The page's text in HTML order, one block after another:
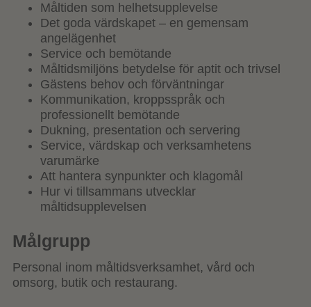
Måltiden som helhetsupplevelse
Det goda värdskapet – en gemensam
angelägenhet
Service och bemötande
Måltidsmiljöns betydelse för aptit och trivsel
Gästens behov och förväntningar
Kommunikation, kroppsspråk och
professionellt bemötande
Dukning, presentation och servering
Service, värdskap och verksamhetens
varumärke
Att hantera synpunkter och klagomål
Hur vi tillsammans utvecklar
måltidsupplevelsen
Målgrupp
Personal inom måltidsverksamhet, vård och
omsorg, butik och restaurang.